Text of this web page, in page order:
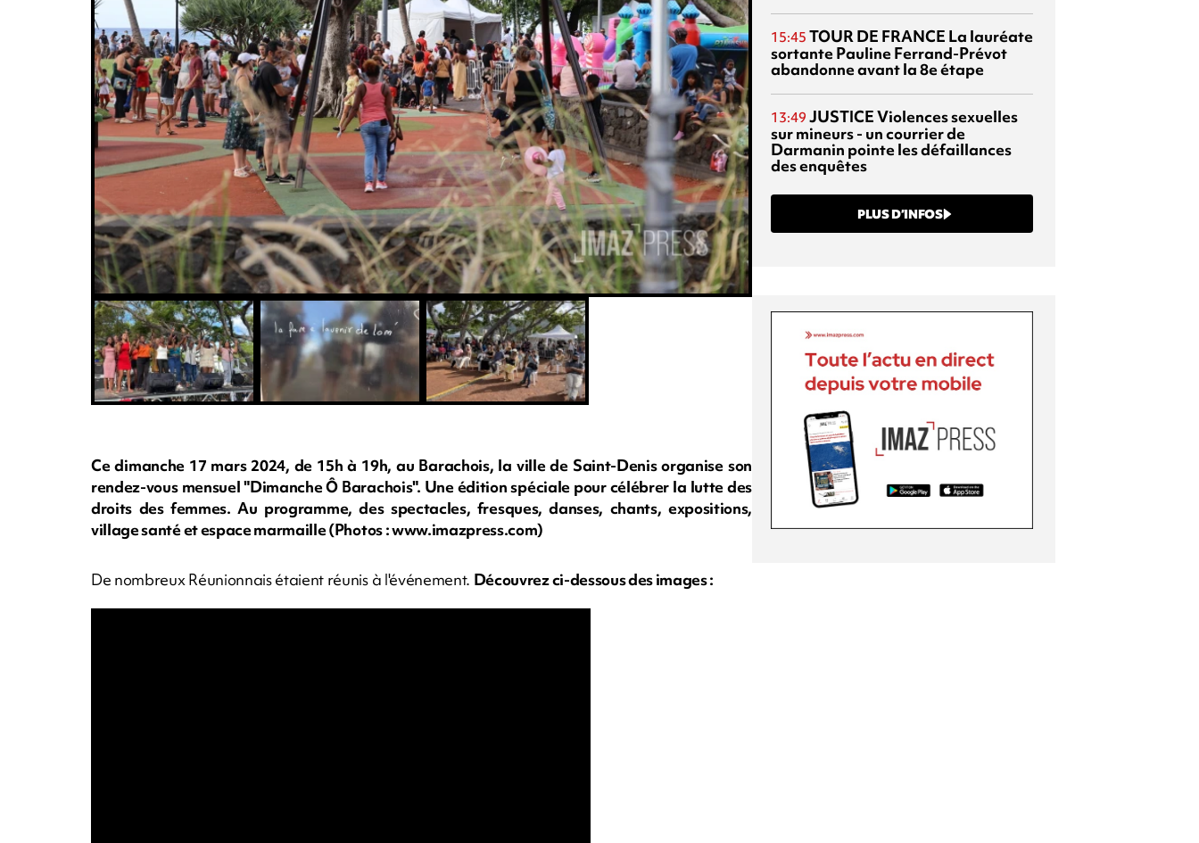
Ce dimanche 17 mars 2024, de 15h à 19h, au Barachois, la ville de Saint-Denis organise son
rendez-vous mensuel "Dimanche Ô Barachois". Une édition spéciale pour célébrer la lutte des
droits des femmes. Au programme, des spectacles, fresques, danses, chants, expositions,
village santé et espace marmaille (Photos : www.imazpress.com)
De nombreux Réunionnais étaient réunis à l'événement. Découvrez ci-dessous des images :
15:45 TOUR DE FRANCE La lauréate
sortante Pauline Ferrand-Prévot
abandonne avant la 8e étape
13:49 JUSTICEViolences sexuelles
sur mineurs - un courrier de
Darmanin pointe les défaillances
des enquêtes
PLUS D’INFOS